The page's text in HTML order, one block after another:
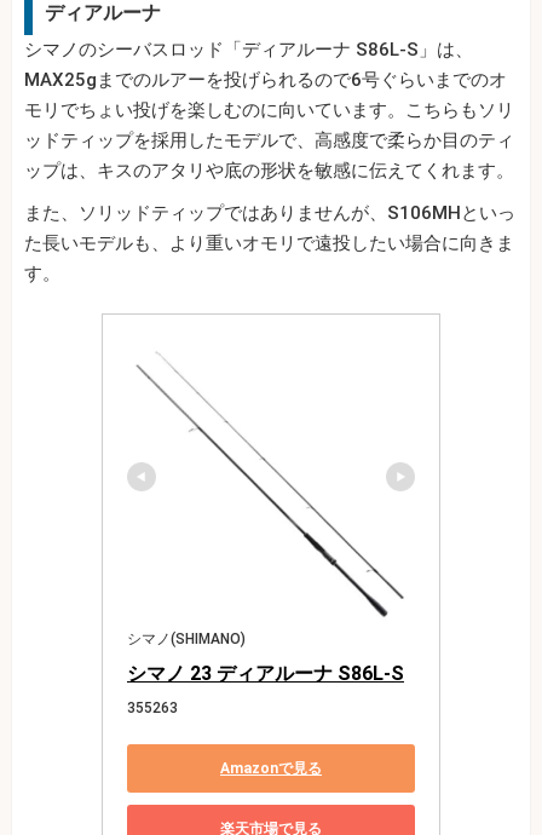
ディアルーナ
シマノのシーバスロッド「ディアルーナ S86L-S」は、
MAX25gまでのルアーを投げられるので6号ぐらいまでのオ
モリでちょい投げを楽しむのに向いています。こちらもソリ
ッドティップを採用したモデルで、高感度で柔らか目のティ
ップは、キスのアタリや底の形状を敏感に伝えてくれます。
また、ソリッドティップではありませんが、S106MHといっ
た長いモデルも、より重いオモリで遠投したい場合に向きま
す。
シマノ(SHIMANO)
シマノ 23 ディアルーナ S86L-S
355263
Amazonで見る
楽天市場で見る